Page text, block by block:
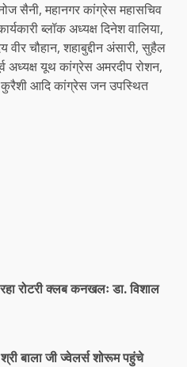
सैनी, महानगर कांग्रेस महासचिव
ब्लॉक अध्यक्ष दिनेश वालिया,
वीर चौहान, शहाबुद्दीन अंसारी, सुहैल
अध्यक्ष यूथ कांग्रेस अमरदीप रोशन,
कुरैशी आदि कांग्रेस जन उपस्थित
रोटरी क्लब कनखलः डा. विशाल
बाला जी ज्वेलर्स शोरूम पहुंचे